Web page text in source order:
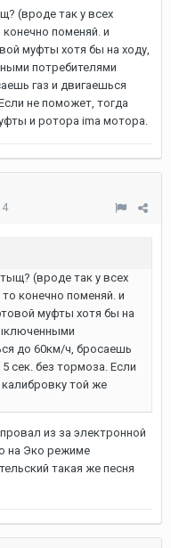
(вроде так у всех
поменяй. и
муфты хотя бы на ходу,
потребителями
газ и двигаешься
не поможет, тогда
и ротора ima мотора.
(вроде так у всех
конечно поменяй. и
муфты хотя бы на
до 60км/ч, бросаешь
сек. без тормоза. Если
калибровку той же
из за электронной
на Эко режиме
такая же песня